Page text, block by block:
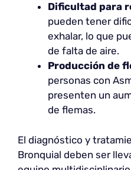
Dificultad para
pueden tener
exhalar, lo que
de falta de aire.
Producción de
personas con
presenten un
de flemas.
El diagnóstico y
Bronquial deben ser